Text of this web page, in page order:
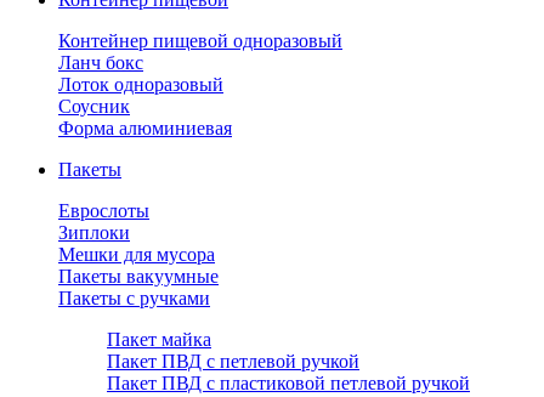
Контейнер пищевой одноразовый
Ланч бокс
Лоток одноразовый
Соусник
Форма алюминиевая
Пакеты
Еврослоты
Зиплоки
Мешки для мусора
Пакеты вакуумные
Пакеты с ручками
Пакет майка
Пакет ПВД с петлевой ручкой
Пакет ПВД с пластиковой петлевой ручкой